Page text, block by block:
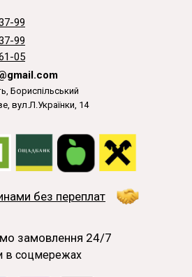
Бориспільський
вул.Л.Українки, 14
в соцмережах
99
замовлення 24/7
99
05
без переплат